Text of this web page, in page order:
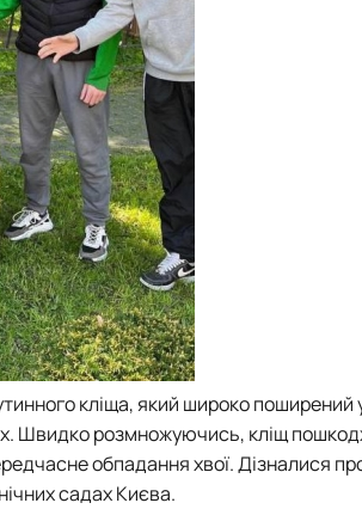
кліща, який широко поширений
Швидко розмножуючись, кліщ
обпадання хвої. Дізналися
садах Києва.